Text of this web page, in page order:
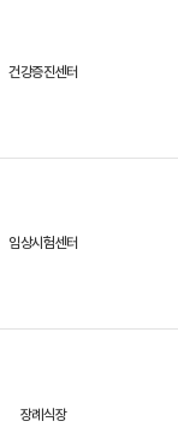
건강증진센터
임상시험센터
장례식장